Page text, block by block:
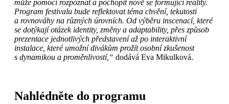
může pomoci rozpoznat a pochopit nově se formující reality.
Program festivalu bude reflektovat téma chvění, tekutosti
a rovnováhy na různých úrovních. Od výběru inscenací, které
se dotýkají otázek identity, změny a adaptability, přes způsob
prezentace jednotlivých představení až po interaktivní
instalace, které umožní divákům prožít osobní zkušenost
s dynamikou a proměnlivostí,“ dodává Eva Mikulková.
Nahlédněte do programu